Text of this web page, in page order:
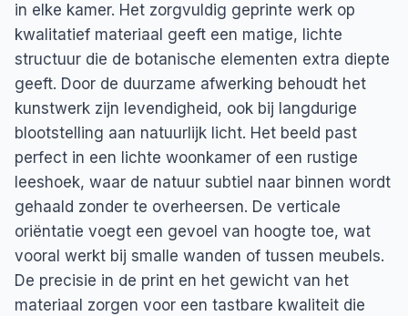
in elke kamer. Het zorgvuldig geprinte werk op
kwalitatief materiaal geeft een matige, lichte
structuur die de botanische elementen extra diepte
geeft. Door de duurzame afwerking behoudt het
kunstwerk zijn levendigheid, ook bij langdurige
blootstelling aan natuurlijk licht. Het beeld past
perfect in een lichte woonkamer of een rustige
leeshoek, waar de natuur subtiel naar binnen wordt
gehaald zonder te overheersen. De verticale
oriëntatie voegt een gevoel van hoogte toe, wat
vooral werkt bij smalle wanden of tussen meubels.
De precisie in de print en het gewicht van het
materiaal zorgen voor een tastbare kwaliteit die